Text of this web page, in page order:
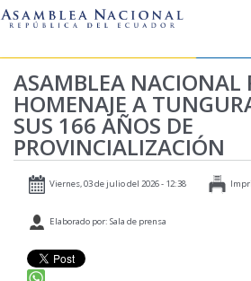
LA ASAMBLEA
LEGISLAMOS
FISCALIZAMOS
TRANSPARENCIA
PARTICIPACIÓN
RELACIONES INTERNACIONALES
AGENDA
ASAMBLEA NACIONAL
HOMENAJE A
SUS 166 AÑOS DE
PROVINCIALIZACIÓN
Viernes, 03 de julio del 2026 - 12:38
Elaborado por: Sala de prensa